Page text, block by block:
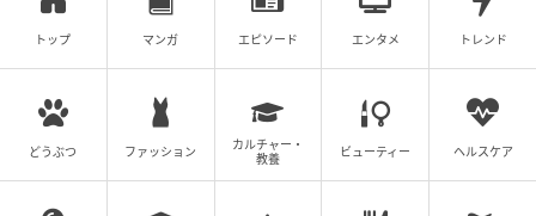
４．葉を広げ、まんなかに生地をのせます（40ｇ目
安）。両方から、包みます。
トップ マンガ エピソード エンタメ トレンド
どうぶつ ファッション
カルチャー・
教養
ビューティー ヘルスケア